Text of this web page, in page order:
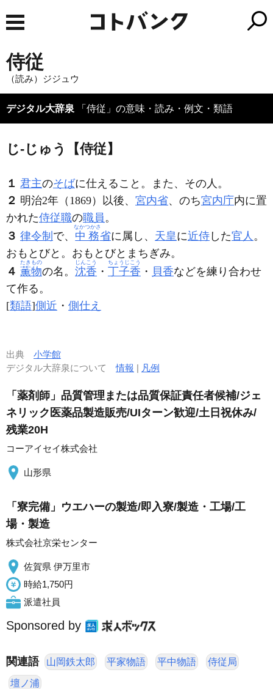
侍従
（読み）ジジュウ
デジタル大辞泉 「侍従」の意味・読み・例文・類語
じ‐じゅう【侍従】
１ 君主のそばに仕えること。また、その人。
２ 明治2年（1869）以後、 宮内省、のち宮内庁内に置
かれた侍従職の職員。
３ 律令制 で、 中務
なかつかさ
省に属し、 天皇に近侍 した官人 。
おもとびと。おもとびとまちぎみ。
４ 薫物
たきもの
の名。 沈香
じんこう
・ 丁子香
ちょうじこう
・ 貝香などを練り合わせ
て作る。
[類語]側近 ・ 側仕え
出典 小学館
デジタル大辞泉について情報 | 凡例
「薬剤師」品質管理または品質保証責任者候補/ジェ
ネリック医薬品製造販売/UIターン歓迎/土日祝休み/
残業20H
コーアイセイ株式会社
山形県
「寮完備」ウエハーの製造/即入寮/製造・工場/工
場・製造
株式会社京栄センター
佐賀県 伊万里市
時給1,750円
派遣社員
Sponsored by
関連語 山岡鉄太郎 平家物語 平中物語 侍従局
壇ノ浦